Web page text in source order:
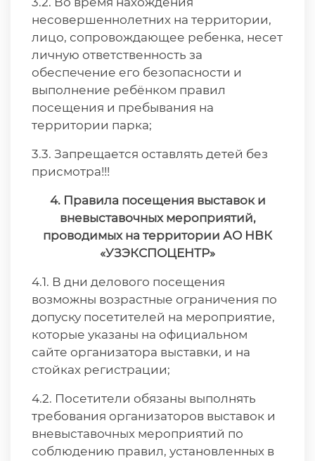
несовершеннолетних на территории,
лицо, сопровождающее ребенка, несет
личную ответственность за
обеспечение его безопасности и
выполнение ребёнком правил
посещения и пребывания на
территории парка;
3.3. Запрещается оставлять детей без
присмотра!!!
4. Правила посещения выставок и
вневыставочных мероприятий,
проводимых на территории АО НВК
«УЗЭКСПОЦЕНТР»
4.1. В дни делового посещения
возможны возрастные ограничения по
допуску посетителей на мероприятие,
которые указаны на официальном
сайте организатора выставки, и на
стойках регистрации;
4.2. Посетители обязаны выполнять
требования организаторов выставок и
вневыставочных мероприятий по
соблюдению правил, установленных в